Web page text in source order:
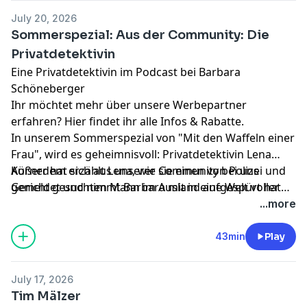
selbst nicht gerechnet hat. Viel Spaß mit unserer
Sommerspezial-Folge von "Mit den Waffeln einer
Frau"!
July 20, 2026
Sommerspezial: Aus der Community: Die
Privatdetektivin
Eine Privatdetektivin im Podcast bei Barbara
Schöneberger
Ihr möchtet mehr über unsere Werbepartner
erfahren? Hier findet ihr alle Infos & Rabatte.
In unserem Sommerspezial von "Mit den Waffeln einer
Frau", wird es geheimnisvoll: Privatdetektivin Lena
Körner hat sich aus unserer Community bei uns
gemeldet und nimmt Barbara mit in eine Welt voller
heimlicher Treffen, verräterischer Kontobewegungen
und einer roten Rose auf einem Friedhof, die zu einem
ziemlich unerwarteten Ergebnis geführt hat.
Außerdem erzählt Lena, wie sie einen von Polizei und
Gericht gesuchten Mann im Ausland aufgespürt hat
und warum man seiner besten Freundin besser nicht
Sommerspezial!
...more
43min Play
July 17, 2026
Tim Mälzer